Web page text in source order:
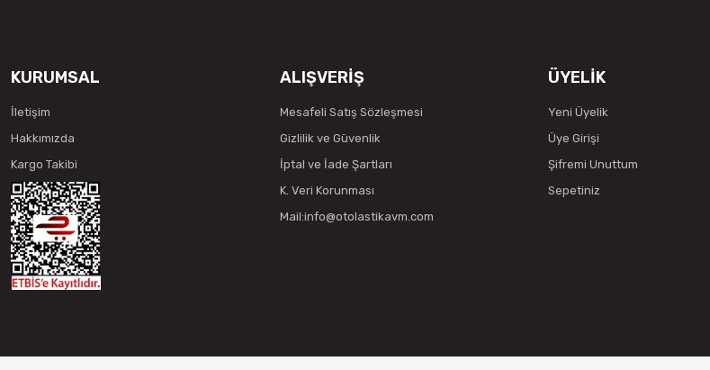
KURUMSAL
İletişim
Hakkımızda
Kargo Takibi
ALIŞVERİŞ
Mesafeli Satış Sözleşmesi
Gizlilik ve Güvenlik
İptal ve İade Şartları
K. Veri Korunması
Mail:info@otolastikavm.com
ÜYELİK
Yeni Üyelik
Üye Girişi
Şifremi Unuttum
Sepetiniz